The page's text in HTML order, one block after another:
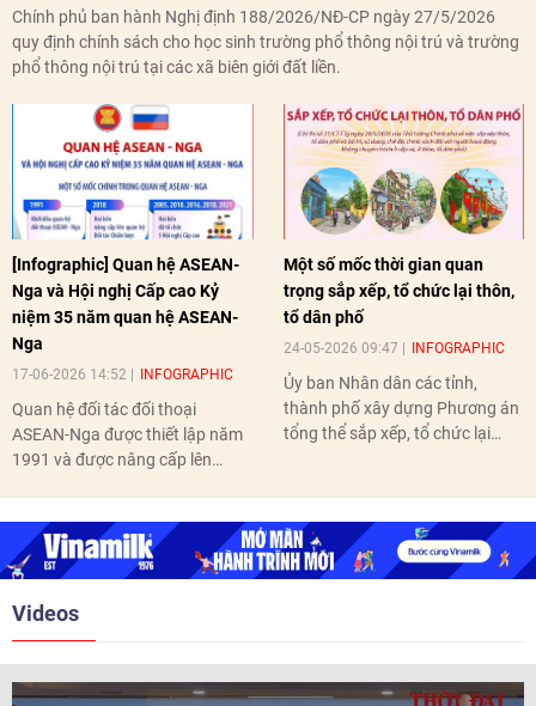
Chính phủ ban hành Nghị định 188/2026/NĐ-CP ngày 27/5/2026
quy định chính sách cho học sinh trường phổ thông nội trú và trường
phổ thông nội trú tại các xã biên giới đất liền.
[Infographic] Quan hệ ASEAN-
Nga và Hội nghị Cấp cao Kỷ
niệm 35 năm quan hệ ASEAN-
Nga
17-06-2026 14:52 INFOGRAPHIC
Quan hệ đối tác đối thoại
ASEAN-Nga được thiết lập năm
1991 và được nâng cấp lên
nghị Cấp cao vào các năm 2005,
2010, 2016, 2018, 2021.
Một số mốc thời gian quan
trọng sắp xếp, tổ chức lại thôn,
tổ dân phố
24-05-2026 09:47 INFOGRAPHIC
Ủy ban Nhân dân các tỉnh,
thành phố xây dựng Phương án
tổng thể sắp xếp, tổ chức lại
Videos